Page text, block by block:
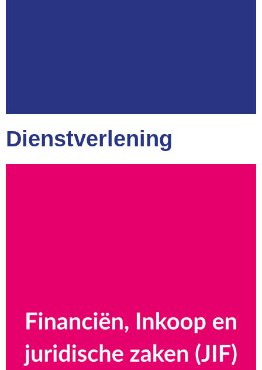
Dienstverlening